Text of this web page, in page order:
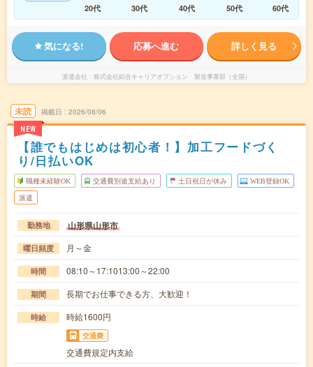
20代
30代 40代 50代 60代
気になる! 応募へ進む 詳しく見る
派遣会社 株式会社綜合キャリアオプション 製造事業部（全国）
未読
NEW
掲載日 2026/08/06
【誰でもはじめは初心者！】加工フードづく
り/日払いOK
職種未経験OK 交通費別途支給あり 土日祝日が休み WEB登録OK
派遣
勤務地 山形県山形市
曜日頻度 月～金
時間 08:10～17:1013:00～22:00
期間 長期でお仕事できる方、大歓迎！
時給 時給1600円
交通費
交通費規定内支給